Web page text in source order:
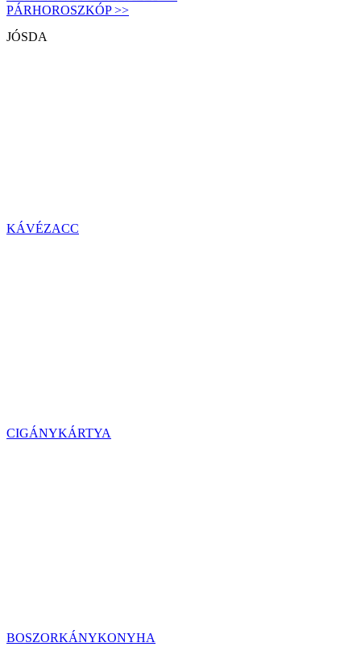
PÁRHOROSZKÓP >>
JÓSDA
KÁVÉZACC
CIGÁNYKÁRTYA
BOSZORKÁNYKONYHA